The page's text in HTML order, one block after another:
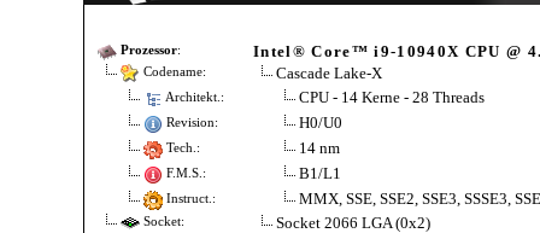
Prozessor: Intel® Core™ i9-10940X CPU @
Codename: Cascade Lake-X
Architekt.: CPU - 14 Kerne - 28 Threads
Revision: H0/U0
Tech.: 14 nm
F.M.S.: B1/L1
Instruct.: MMX, SSE, SSE2, SSE3, SSSE3,
Socket: Socket 2066 LGA (0x2)